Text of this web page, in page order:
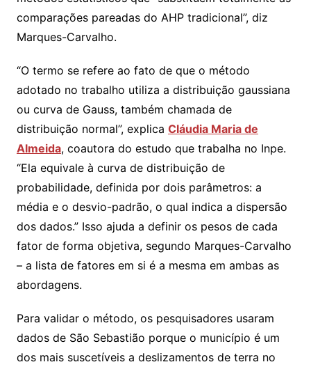
comparações pareadas do AHP tradicional”, diz
Marques-Carvalho.
“O termo se refere ao fato de que o método
adotado no trabalho utiliza a distribuição gaussiana
ou curva de Gauss, também chamada de
distribuição normal”, explica Cláudia Maria de
Almeida, coautora do estudo que trabalha no Inpe.
“Ela equivale à curva de distribuição de
probabilidade, definida por dois parâmetros: a
média e o desvio-padrão, o qual indica a dispersão
dos dados.” Isso ajuda a definir os pesos de cada
fator de forma objetiva, segundo Marques-Carvalho
– a lista de fatores em si é a mesma em ambas as
abordagens.
Para validar o método, os pesquisadores usaram
dados de São Sebastião porque o município é um
dos mais suscetíveis a deslizamentos de terra no